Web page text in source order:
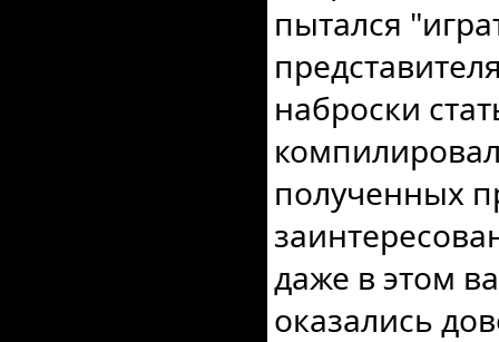
пытался
наброски
полученных
даже в этом
оказались